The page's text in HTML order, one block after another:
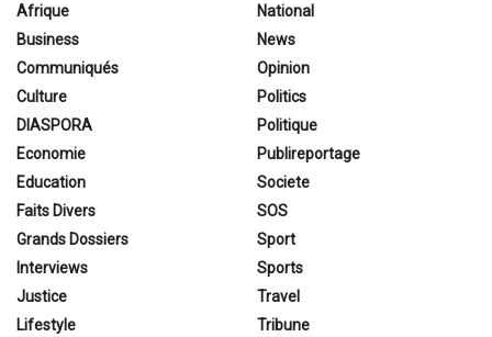
Afrique
Business
Communiqués
Culture
DIASPORA
Economie
Education
Faits Divers
Grands Dossiers
Interviews
Justice
Lifestyle
National
News
Opinion
Politics
Politique
Publireportage
Societe
SOS
Sport
Sports
Travel
Tribune